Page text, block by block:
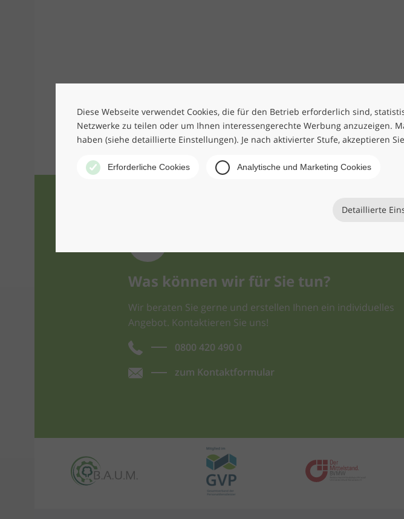
Diese Webseite verwendet Cookies, die für den Betrieb erforderlich sind,
Netzwerke zu teilen oder um Ihnen interessengerechte Werbung anzuzeigen.
haben (siehe detaillierte Einstellungen). Je nach aktivierter Stufe, akzeptieren
Erforderliche Cookies Analytische und Marketing Cookies
Detaillierte
Was können wir für Sie tun?
Wir beraten Sie gerne und erstellen Ihnen ein individuelles
Angebot. Kontaktieren Sie uns!
0800 420 490 0
zum Kontaktformular